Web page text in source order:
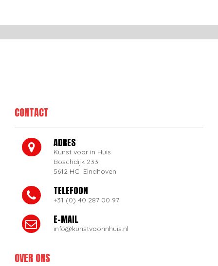
CONTACT
ADRES
Kunst voor in Huis
Boschdijk 233
5612 HC Eindhoven
TELEFOON
+31 (0) 40 287 00 97
E-MAIL
info@kunstvoorinhuis.nl
OVER ONS